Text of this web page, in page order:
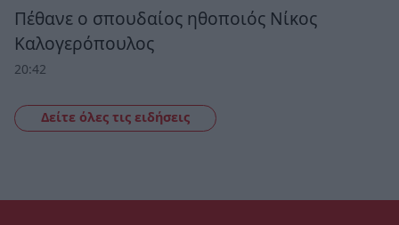
Πέθανε ο σπουδαίος ηθοποιός Νίκος
Καλογερόπουλος
20:42
Δείτε όλες τις ειδήσεις